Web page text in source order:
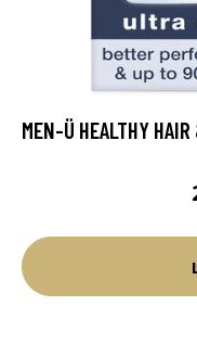
MEN-Ü HEALTHY